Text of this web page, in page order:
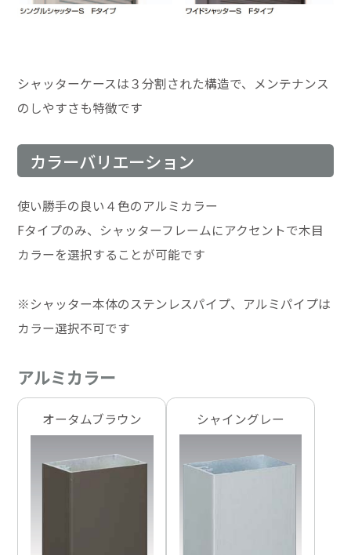
シャッターケースは３分割された構造で、メンテナンス
のしやすさも特徴です
カラーバリエーション
使い勝手の良い４色のアルミカラー
Fタイプのみ、シャッターフレームにアクセントで木目
カラーを選択することが可能です
※シャッター本体のステンレスパイプ、アルミパイプは
カラー選択不可です
アルミカラー
オータムブラウン シャイングレー